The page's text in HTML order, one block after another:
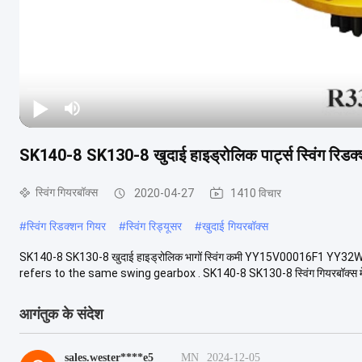
SK140-8 SK130-8 खुदाई हाइड्रोलिक पार्ट्स स्विंग
स्विंग गियरबॉक्स 2020-04-27 1410 विचार
#स्विंग रिडक्शन गियर #स्विंग रिड्यूसर #खुदाई गियरबॉक्स
SK140-8 SK130-8 खुदाई हाइड्रोलिक भागों स्विंग कमी YY15V00016F1
refers to the same swing gearbox . SK140-8 SK130-8 स्विंग गियरबॉक्स
आगंतुक के संदेश
sales.wester****e5 MN 2024-12-05